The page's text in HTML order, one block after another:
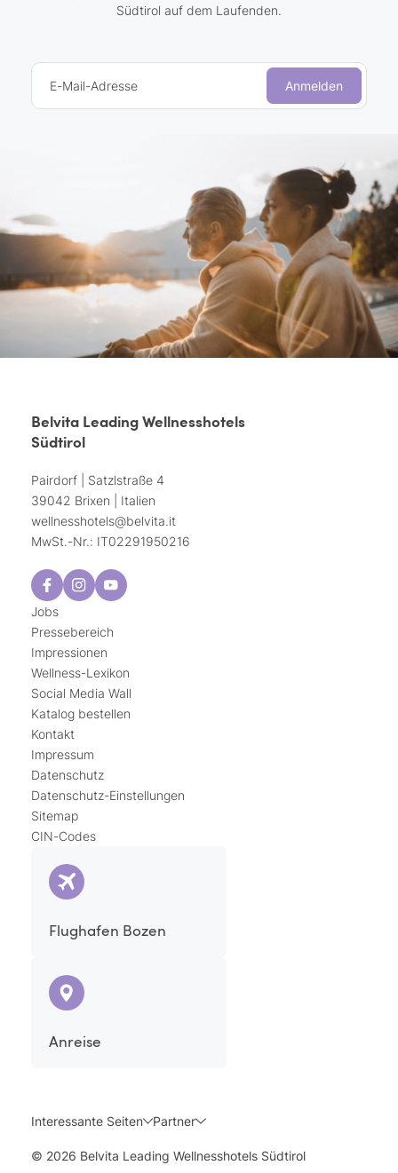
Südtirol auf dem Laufenden.
E-Mail-Adresse Anmelden
Belvita Leading Wellnesshotels
Südtirol
Pairdorf | Satzlstraße 4
39042 Brixen | Italien
wellnesshotels@belvita.it
MwSt.-Nr.: IT02291950216
Jobs
Pressebereich
Impressionen
Wellness-Lexikon
Social Media Wall
Katalog bestellen
Kontakt
Impressum
Datenschutz
Datenschutz-Einstellungen
Sitemap
CIN-Codes
Flughafen Bozen
Anreise
Interessante Seiten Partner
© 2026 Belvita Leading Wellnesshotels Südtirol